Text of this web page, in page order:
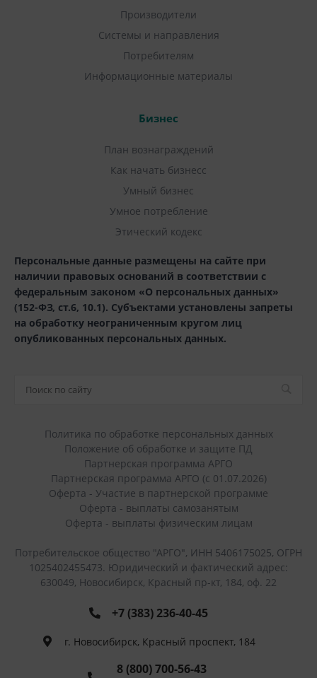
Производители
Системы и направления
Потребителям
Информационные материалы
Бизнес
План вознаграждений
Как начать бизнесс
Умный бизнес
Умное потребление
Этический кодекс
Персональные данные размещены на сайте при
наличии правовых оснований в соответствии с
федеральным законом «О персональных данных»
(152-ФЗ, ст.6, 10.1). Субъектами установлены запреты
на обработку неограниченным кругом лиц
опубликованных персональных данных.
Политика по обработке персональных данных
Положение об обработке и защите ПД
Партнерская программа АРГО
Партнерская программа АРГО (с 01.07.2026)
Оферта - Участие в партнерской программе
Оферта - выплаты самозанятым
Оферта - выплаты физическим лицам
Потребительское общество "АРГО", ИНН 5406175025, ОГРН
1025402455473. Юридический и фактический адрес:
630049, Новосибирск, Красный пр-кт, 184, оф. 22
+7 (383) 236-40-45
г. Новосибирск, Красный проспект, 184
8 (800) 700-56-43